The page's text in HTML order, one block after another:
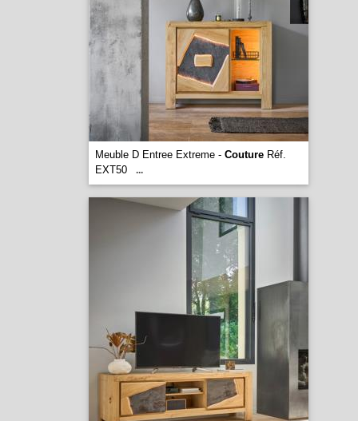
Meuble D Entree Extreme - CoutureRéf.
EXT50
...